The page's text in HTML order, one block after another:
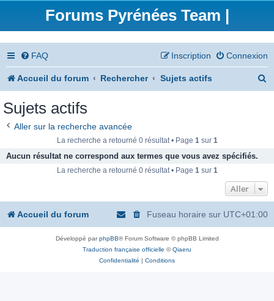
Forums Pyrénées Team |
FAQ Connexion
Inscription
Accueil du forum Rechercher Sujets actifs
e
Sujets actifs
Aller sur la recherche avancée
La recherche a retourné 0 résultat • Page 1sur 1
Aucun résultat ne correspond aux termes que vous avez spécifiés.
La recherche a retourné 0 résultat • Page 1sur 1
Aller
Accueil du forum Fuseau horaire sur UTC+01:00
Développé parphpBB® Forum Software © phpBB Limited
Traduction française officielle ©Qiaeru
Confidentialité | Conditions